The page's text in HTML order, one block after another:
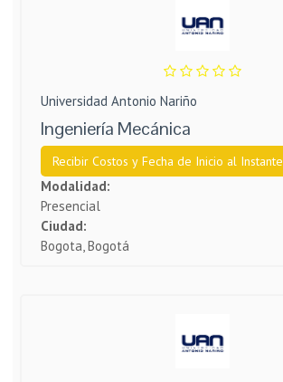
Universidad Antonio Nariño
Ingeniería Mecánica
Recibir Costos y Fecha de Inicio al Instante
Modalidad:
Presencial
Ciudad:
Bogota, Bogotá